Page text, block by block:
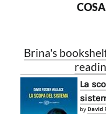
Brina's
La
by David